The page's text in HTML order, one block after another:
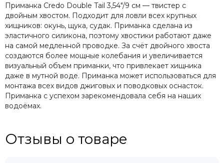
Приманка Credo Double Tail 3,54"/9 см — твистер с
двойным хвостом. Подходит для ловли всех крупных
хищников: окунь, щука, судак. Приманка сделана из
эластичного силикона, поэтому хвостики работают даже
на самой медленной проводке. За счёт двойного хвоста
создаются более мощные колебания и увеличивается
визуальный объем приманки, что привлекает хищника
даже в мутной воде. Приманка может использоваться для
монтажа всех видов джиговых и поводковых оснасток.
Приманка с успехом зарекомендовала себя на наших
водоёмах.
Отзывы о товаре